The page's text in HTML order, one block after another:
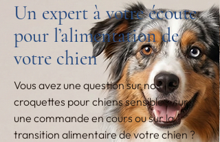
Un expert à votre écoute
pour l’alimentation de
votre chien
Vous avez une question sur nos
croquettes pour chiens sensibles, sur
une commande en cours ou sur la
transition alimentaire de votre chien ?